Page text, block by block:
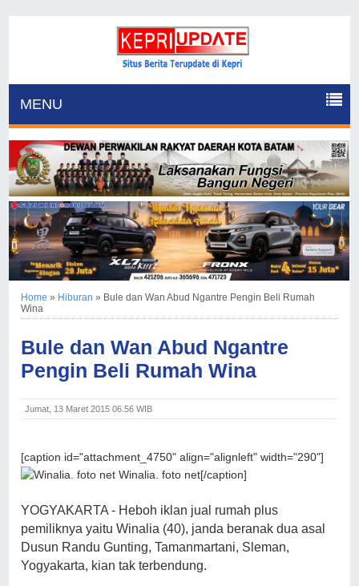
MENU
Home » Hiburan » Bule dan Wan Abud Ngantre Pengin Beli Rumah
Wina
Bule dan Wan Abud Ngantre
Pengin Beli Rumah Wina
Jumat, 13 Maret 2015 06.56 WIB
[caption id="attachment_4750" align="alignleft" width="290"]
Winalia. foto net[/caption]
YOGYAKARTA - Heboh iklan jual rumah plus
pemiliknya yaitu Winalia (40), janda beranak dua asal
Dusun Randu Gunting, Tamanmartani, Sleman,
Yogyakarta, kian tak terbendung.